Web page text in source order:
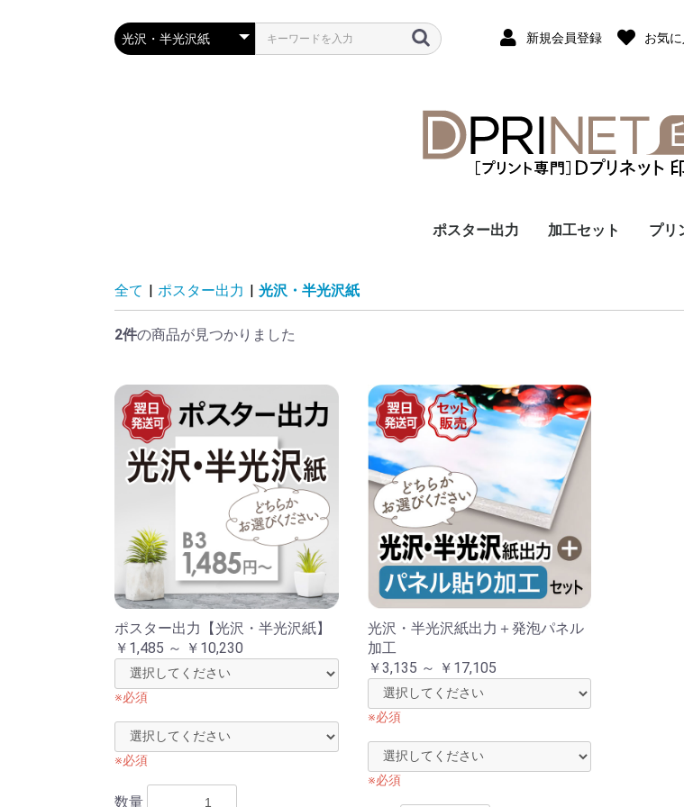
新規会員登録 お気に
ポスター出力 加工セット プリ
全て | ポスター出力 | 光沢・半光沢紙
2件の商品が見つかりました
ポスター出力【光沢・半光沢紙】
￥1,485 ～ ￥10,230
※必須
※必須
数量
光沢・半光沢紙出力＋発泡パネル
加工
￥3,135 ～ ￥17,105
※必須
※必須